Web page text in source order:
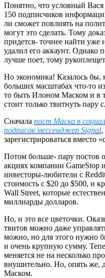
Понятно, что условный
150 подписчиков
ли сможет повлиять на
могут это сделать. Тому
придется- точнее найти уже
удалил его аккаунт. Однако
лучше поет, тому
Но экономика! Казалось бы,
больших масштабах что-то
то быть Илоном Маском и в
стоит только твитнуть пару
Сначала пост Маска в
подписок мессенджер Signal,
зарегистрироваться вместо
Потом больше- пару постов
акциях компании
инвесторы-любители с
стоимость с $20 до $500, и
Wall Street, которые
миллиарды долларов.
Но, и это все цветочки.
твитов можно даже
можно, но для этого нужно
и очень крупную сумму.
меняется не на несколько
внушительно. Но, опять же,
Маском.